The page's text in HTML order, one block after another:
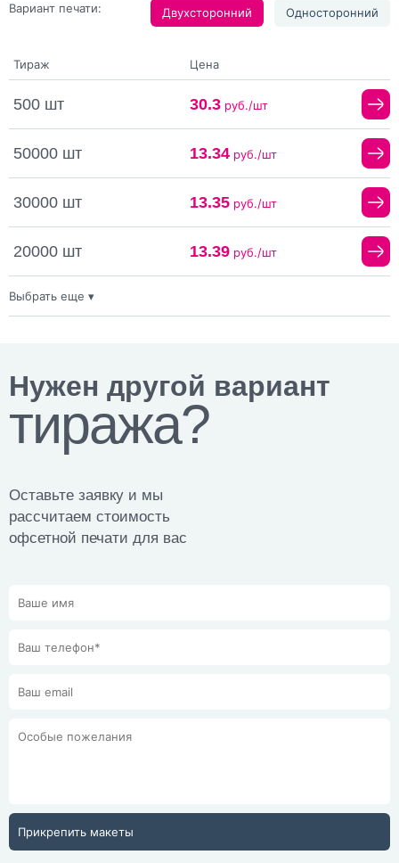
Вариант печати: Двухсторонний Односторонний
Тираж Цена
500 шт 30.3руб./шт
50000 шт 13.34руб./шт
30000 шт 13.35руб./шт
20000 шт 13.39руб./шт
10000 шт
3000 шт 15.88 руб./шт
2000 шт 17.44
1000 шт
Выбрать еще ▾
Нужен другой вариант
тиража?
Оставьте заявку и мы
рассчитаем стоимость
офсетной печати для вас
Прикрепить макеты